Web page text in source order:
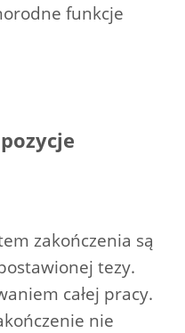
funkcje
zakończenia są
tezy.
całej pracy.
nie